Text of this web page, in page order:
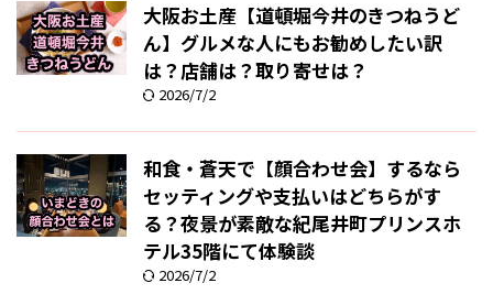
大阪お土産【道頓堀今井のきつねうど
ん】グルメな人にもお勧めしたい訳
は？店舗は？取り寄せは？
2026/7/2
和食・蒼天で【顔合わせ会】するなら
セッティングや支払いはどちらがす
る？夜景が素敵な紀尾井町プリンスホ
テル35階にて体験談
2026/7/2